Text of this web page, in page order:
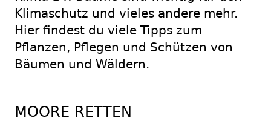
Klimaschutz und vieles andere mehr.
Hier findest du viele Tipps zum
Pflanzen, Pflegen und Schützen von
Bäumen und Wäldern.
MOORE RETTEN